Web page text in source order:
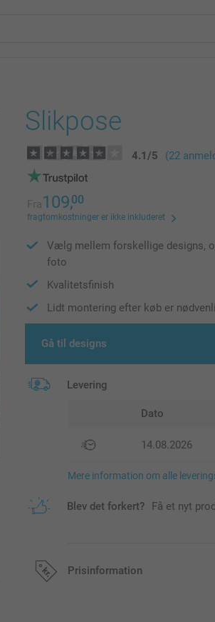
Slikpose
4.1/5 (22
Fra109,00
fragtomkostninger er ikke inkluderet
Vælg mellem forskellige designs,
foto
Kvalitetsfinish
Lidt montering efter køb er
Gå til designs
Levering
Dato
14.08.2026
Mere information om alle
Blev det forkert? Få et nyt
Prisinformation